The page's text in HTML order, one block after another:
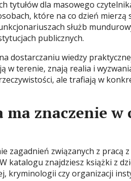
tytułów dla masowego
które na co dzień mierzą
służb
publicznych.
dostarczaniu wiedzy
w terenie, znają realia i
ale trafiają w
znaczenie w
zagadnień związanych z pracą
katalogu znajdziesz książki z
kryminologii czy organizacji